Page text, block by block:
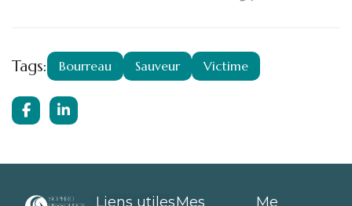
Tags: Bourreau Sauveur Victime
Liens utilesMes
Me